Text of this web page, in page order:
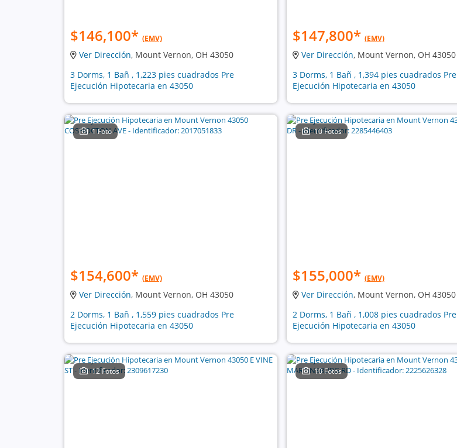
$146,100* (EMV)
Ver Dirección, Mount Vernon, OH 43050
3 Dorms, 1 Bañ , 1,223 pies cuadrados Pre
Ejecución Hipotecaria en 43050
$147,800* (EMV)
Ver Dirección, Mount Vernon, OH 43050
3 Dorms, 1 Bañ , 1,394 pies cuadrados Pre
Ejecución Hipotecaria en 43050
1 Foto
$154,600* (EMV)
Ver Dirección, Mount Vernon, OH 43050
2 Dorms, 1 Bañ , 1,559 pies cuadrados Pre
Ejecución Hipotecaria en 43050
10 Fotos
$155,000* (EMV)
Ver Dirección, Mount Vernon, OH 43050
2 Dorms, 1 Bañ , 1,008 pies cuadrados Pre
Ejecución Hipotecaria en 43050
12 Fotos 10 Fotos